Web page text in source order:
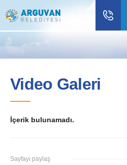
Video Galeri
İçerik bulunamadı.
Sayfayı paylaş